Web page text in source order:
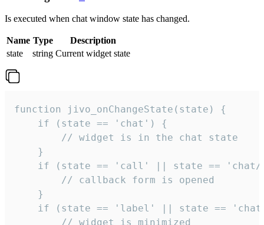
Is executed when chat window state has changed.
Name Type
Description
state
string Current widget state
function jivo_onChangeState(state) {
    if (state == 'chat') {
        // widget is in the chat state
    }
if (state == 'call' || state ==
        // callback form is opened
    }
if (state == 'label' || state ==
        // widget is minimized